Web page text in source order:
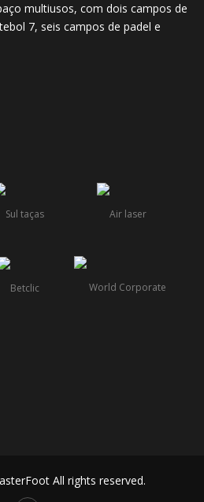
multiusos, com dois campos de
7, seis campos de padel e
All rights reserved.